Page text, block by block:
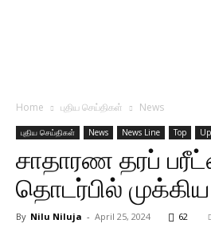
Home புதிய செய்திகள் News
புதிய செய்திகள் News News Line Top
சாதாரண தரப்
தொடர்பில் முக்கிய
By Nilu Niluja - April 25, 2024 62